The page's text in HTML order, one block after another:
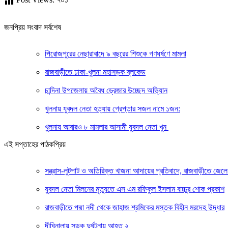
জনপ্রিয় সংবাদ সর্বশেষ
পিরোজপুরের নেছারাবাদে ৯ বছরের শিশুকে গণধর্ষণে মামলা
রাজবাড়ীতে ঢাকা-খুলনা মহাসড়ক ব্লকেড
চান্দিনা উপজেলায় অবৈধ ড্রেজার উচ্ছেদ অভি্যান
খুলনায় যুবদল নেতা হত্যায় গ্রেপ্তার সজল নামে ১জন:
খুলনায় আবারও ৮ মামলার আসামী যুবদল নেতা খুন
এই সপ্তাহের পাঠকপ্রিয়
সন্ত্রাস-লুটপাট ও অতিরিক্ত খাজনা আদায়ের প্রতিবাদে, রাজবাড়ীতে
যুবদল নেতা মিলনের মৃত্যুতে এস এম রফিকুল ইসলাম বাচ্চুর শোক প্রকাশ
রাজবাড়ীতে পদ্মা নদী থেকে জাহাজ শ্রমিকের মস্তক বিহীন মরদেহ উদ্ধার
দীঘিনালায় সড়ক দুর্ঘটনায় আহত ২